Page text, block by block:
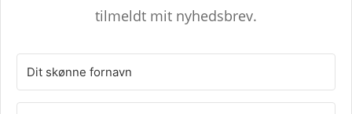
tilmeldt mit nyhedsbrev.